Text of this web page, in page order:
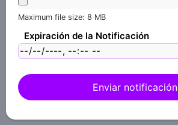
Maximum file size: 8 MB
Expiración de la Notificación
Enviar notificación